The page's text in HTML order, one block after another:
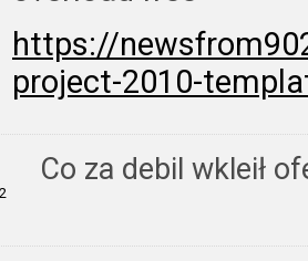
https://
project-2010-
Co za debil wkleił